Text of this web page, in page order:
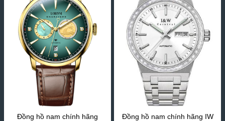
Đồng hồ nam chính hãng
Đồng hồ nam chính hãng IW